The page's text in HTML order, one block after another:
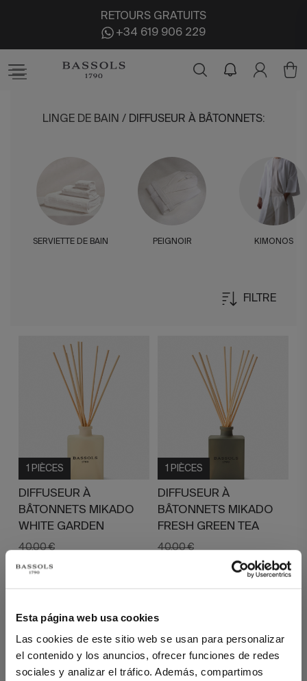
Esta página web usa cookies
Las cookies de este sitio web se usan para personalizar
el contenido y los anuncios, ofrecer funciones de redes
sociales y analizar el tráfico. Además, compartimos
RETOURS GRATUITS
+34 619 906 229
LINGE DE BAIN / DIFFUSEUR À BÂTONNETS:
SERVIETTE DE BAIN PEIGNOIR KIMONOS
FILTRE
1 PIÈCES
DIFFUSEUR À
BÂTONNETS MIKADO
WHITE GARDEN
40,00 €
32,00 €
1 PIÈCES
DIFFUSEUR À
BÂTONNETS MIKADO
FRESH GREEN TEA
40,00 €
YOU'VE REACHED THE END OF THE ITEM.